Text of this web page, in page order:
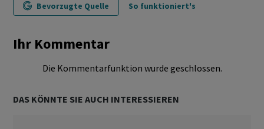
Bevorzugte Quelle So funktioniert's
Ihr Kommentar
Die Kommentarfunktion wurde geschlossen.
DAS KÖNNTE SIE AUCH INTERESSIEREN